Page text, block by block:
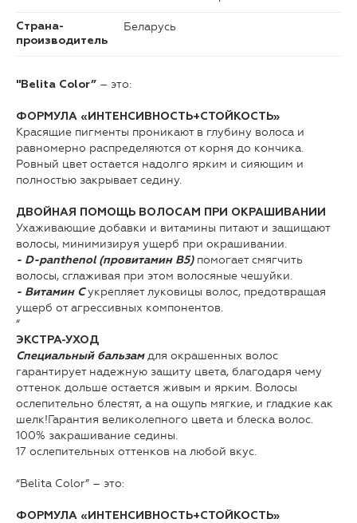
Страна-
производитель
Беларусь
"Belita Color” – это:
ФОРМУЛА «ИНТЕНСИВНОСТЬ+СТОЙКОСТЬ»
Красящие пигменты проникают в глубину волоса и
равномерно распределяются от корня до кончика.
Ровный цвет остается надолго ярким и сияющим и
полностью закрывает седину.
ДВОЙНАЯ ПОМОЩЬ ВОЛОСАМ ПРИ ОКРАШИВАНИИ
Ухаживающие добавки и витамины питают и защищают
волосы, минимизируя ущерб при окрашивании.
- D-panthenol (провитамин В5)помогает смягчить
волосы, сглаживая при этом волосяные чешуйки.
- Витамин Сукрепляет луковицы волос, предотвращая
ущерб от агрессивных компонентов.
“
ЭКСТРА-УХОД
Специальный бальзамдля окрашенных волос
гарантирует надежную защиту цвета, благодаря чему
оттенок дольше остается живым и ярким. Волосы
ослепительно блестят, а на ощупь мягкие, и гладкие как
шелк!Гарантия великолепного цвета и блеска волос.
100% закрашивание седины.
17 ослепительных оттенков на любой вкус.
“Belita Color” – это:
ФОРМУЛА «ИНТЕНСИВНОСТЬ+СТОЙКОСТЬ»